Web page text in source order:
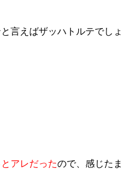
言えばザッハトルテでし
アレだったので、感じた